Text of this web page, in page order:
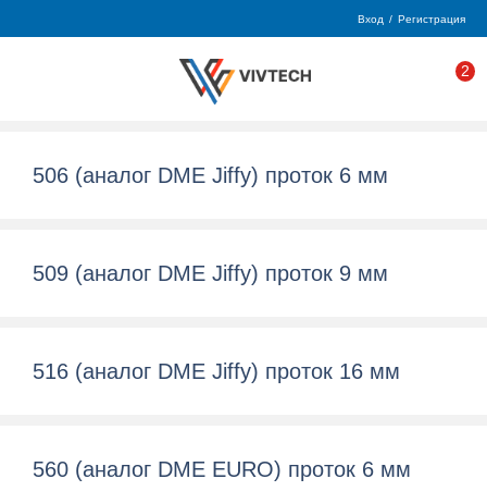
Вход / Регистрация
2
506 (аналог DME Jiffy) проток 6 мм
509 (аналог DME Jiffy) проток 9 мм
516 (аналог DME Jiffy) проток 16 мм
560 (аналог DME EURO) проток 6 мм